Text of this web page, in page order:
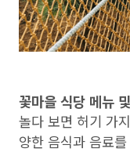
꽃마을 식당 메뉴
놀다 보면 허기 가
양한 음식과 음료